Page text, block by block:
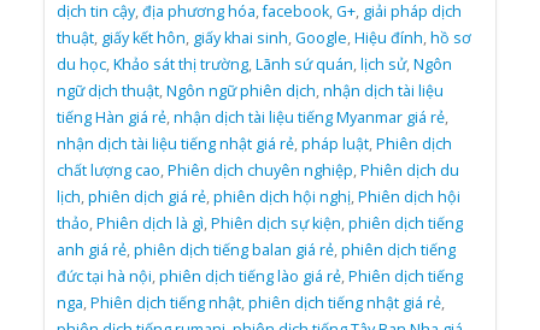
dịch tin cậy,địa phương hóa,facebook,G+, giải pháp dịch
thuật, giấy kết hôn, giấy khai sinh,Google,Hiệu đính,hồ sơ
du học,Khảo sát thị trường,Lãnh sứ quán,lịch sử,Ngôn
ngữ dịch thuật,Ngôn ngữ phiên dịch,nhận dịch tài liệu
tiếng Hàn giá rẻ,nhận dịch tài liệu tiếng Myanmar giá rẻ,
nhận dịch tài liệu tiếng nhật giá rẻ,pháp luật,Phiên dịch
chất lượng cao,Phiên dịch chuyên nghiệp,Phiên dịch du
lịch,phiên dịch giá rẻ,phiên dịch hội nghị,Phiên dịch hội
thảo,Phiên dịch là gì,Phiên dịch sự kiện,phiên dịch tiếng
anh giá rẻ,phiên dịch tiếng balan giá rẻ,phiên dịch tiếng
đức tại hà nội,phiên dịch tiếng lào giá rẻ,Phiên dịch tiếng
nga,Phiên dịch tiếng nhật,phiên dịch tiếng nhật giá rẻ,